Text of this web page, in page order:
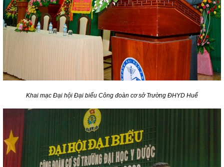
Khai mạc Đại hội Đại biểu Công đoàn cơ sở Trường ĐHYD Huế